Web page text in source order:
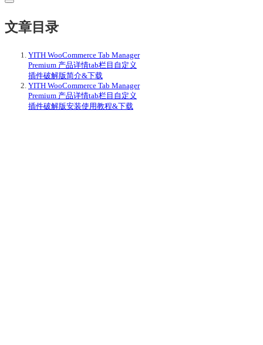
文章目录
YITH WooCommerce Tab Manager
Premium 产品详情tab栏目自定义
插件破解版简介&下载
YITH WooCommerce Tab Manager
Premium 产品详情tab栏目自定义
插件破解版安装使用教程&下载